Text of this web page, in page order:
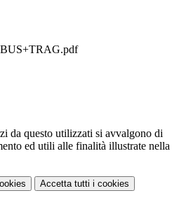
da questo utilizzati si avvalgono di
ed utili alle finalità illustrate nella
Accetta tutti i cookies